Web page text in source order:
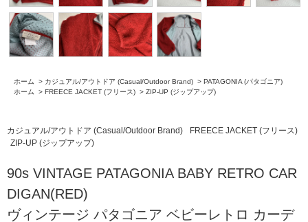
ホーム > カジュアル/アウトドア (Casual/Outdoor Brand) > PATAGONIA (パタゴニア)
ホーム
> FREECE JACKET (フリース) > ZIP-UP (ジップアップ)
カジュアル/アウトドア (Casual/Outdoor Brand)
FREECE JACKET (フリース)
ZIP-UP (ジップアップ)
90s VINTAGE PATAGONIA BABY RETRO CAR
DIGAN(RED)
ヴィンテージ パタゴニア ベビーレトロ カーデ